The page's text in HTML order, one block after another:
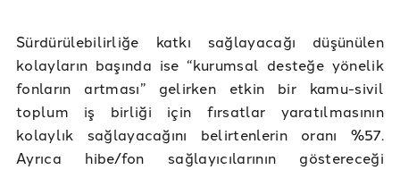
Sürdürülebilirliğe katkı sağlayacağı düşünülen
kolayların başında ise “kurumsal desteğe yönelik
fonların artması” gelirken etkin bir kamu-sivil
toplum iş birliği için fırsatlar yaratılmasının
kolaylık sağlayacağını belirtenlerin oranı %57.
Ayrıca hibe/fon sağlayıcılarının göstereceği